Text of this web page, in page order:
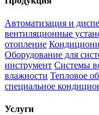
Автоматизация и
вентиляционные
отопление
Оборудование для
инструмент Системы
влажности Тепловое
специальное
Услуги